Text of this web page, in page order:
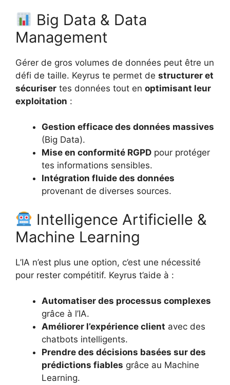
Big Data & Data
Management
Gérer de gros volumes de données peut être un
défi de taille. Keyrus te permet de structurer et
sécuriser tes données tout en optimisant leur
exploitation :
Gestion efficace des données massives
(Big Data).
Mise en conformité RGPD pour protéger
tes informations sensibles.
Intégration fluide des données
provenant de diverses sources.
Intelligence Artificielle &
Machine Learning
L’IA n’est plus une option, c’est une nécessité
pour rester compétitif. Keyrus t’aide à :
Automatiser des processus complexes
grâce à l’IA.
Améliorer l’expérience client avec des
chatbots intelligents.
Prendre des décisions basées sur des
prédictions fiables grâce au Machine
Learning.